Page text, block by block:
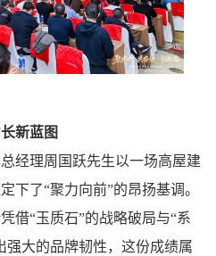
新蓝图
经理周国跃先生以一场高屋建
下了“聚力向前”的昂扬基调。
借“玉质石”的战略破局与“系
强大的品牌韧性，这份成绩属